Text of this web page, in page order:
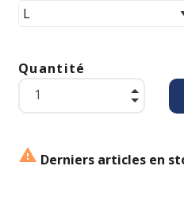
Quantité
 Derniers articles en